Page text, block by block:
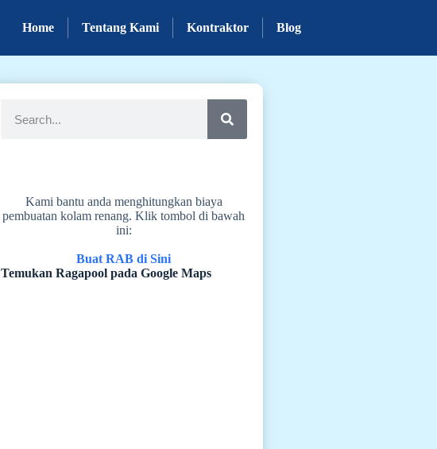
Home Tentang Kami Kontraktor Blog
Kami bantu anda menghitungkan biaya
pembuatan kolam renang. Klik tombol di bawah
ini:
Buat RAB di Sini
Temukan Ragapool pada Google Maps